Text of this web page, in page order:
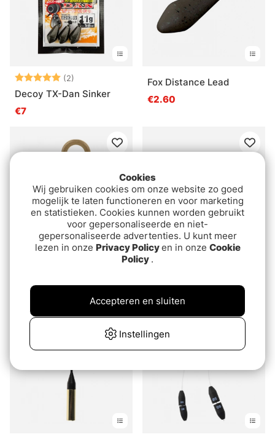
Beoordeling:
(2)
Decoy TX-Dan Sinker
€7
Fox Distance Lead
€2.60
Beoordeling:
Cookies
Wij gebruiken cookies om onze website zo goed
mogelijk te laten functioneren en voor marketing
en statistieken. Cookies kunnen worden gebruikt
voor gepersonaliseerde en niet-
gepersonaliseerde advertenties. U kunt meer
lezen in onze Privacy Policyen in onze Cookie
Policy .
Instellingen
Accepteren en sluiten